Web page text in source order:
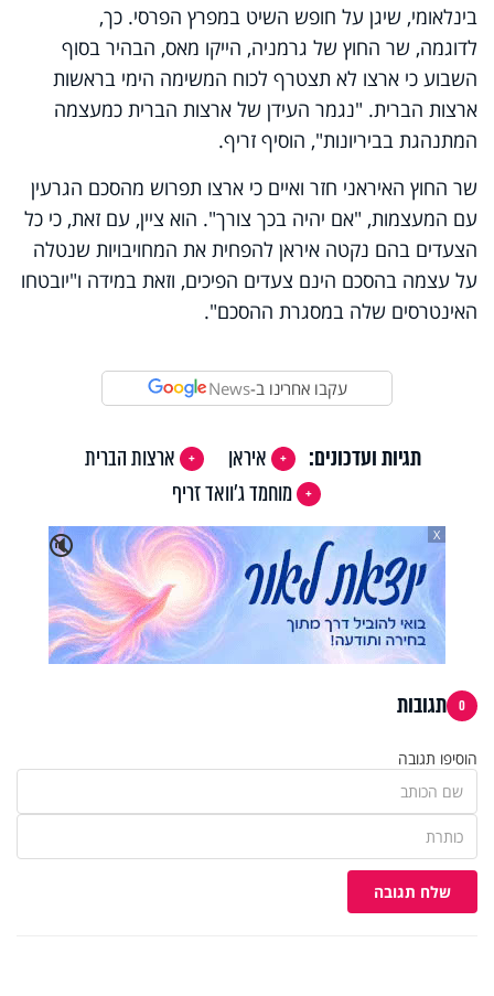
בינלאומי, שיגן על חופש השיט במפרץ הפרסי. כך,
לדוגמה, שר החוץ של גרמניה, הייקו מאס, הבהיר בסוף
השבוע כי ארצו לא תצטרף לכוח המשימה הימי בראשות
ארצות הברית. "נגמר העידן של ארצות הברית כמעצמה
המתנהגת בביריונות", הוסיף זריף.
שר החוץ האיראני חזר ואיים כי ארצו תפרוש מהסכם הגרעין
עם המעצמות, "אם יהיה בכך צורך". הוא ציין, עם זאת, כי כל
הצעדים בהם נקטה איראן להפחית את המחויבויות שנטלה
על עצמה בהסכם הינם צעדים הפיכים, וזאת במידה ו"יובטחו
האינטרסים שלה במסגרת ההסכם".
עקבו אחרינו ב-News
תגיות ועדכונים: איראן
ארצות הברית
מוחמד ג'וואד זריף
🔇
X
0 תגובות
הוסיפו תגובה
שלח תגובה